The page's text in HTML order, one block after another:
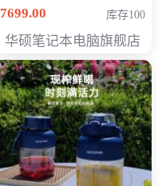
空蓝 oled 智慧轻薄本 会
7699.00 库存100
华硕笔记本电脑旗舰店